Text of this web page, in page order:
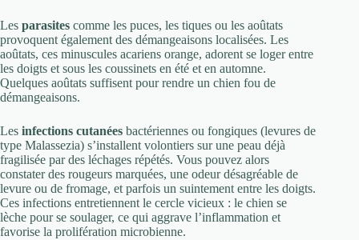
Les parasites comme les puces, les tiques ou les aoûtats
provoquent également des démangeaisons localisées. Les
aoûtats, ces minuscules acariens orange, adorent se loger entre
les doigts et sous les coussinets en été et en automne.
Quelques aoûtats suffisent pour rendre un chien fou de
démangeaisons.
Les infections cutanées bactériennes ou fongiques (levures de
type Malassezia) s’installent volontiers sur une peau déjà
fragilisée par des léchages répétés. Vous pouvez alors
constater des rougeurs marquées, une odeur désagréable de
levure ou de fromage, et parfois un suintement entre les doigts.
Ces infections entretiennent le cercle vicieux : le chien se
lèche pour se soulager, ce qui aggrave l’inflammation et
favorise la prolifération microbienne.